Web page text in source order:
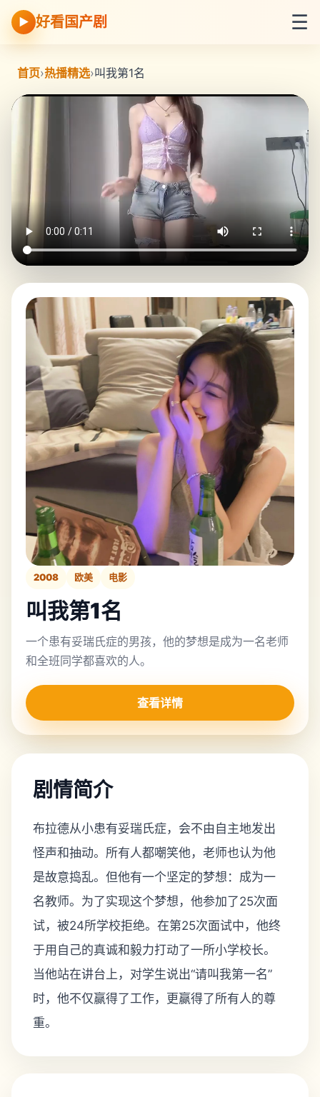
▶ 好看国产剧 ☰
首页›热播精选›叫我第1名
2008 欧美 电影
叫我第1名
一个患有妥瑞氏症的男孩，他的梦想是成为一名老师
和全班同学都喜欢的人。
查看详情
剧情简介
布拉德从小患有妥瑞氏症，会不由自主地发出
怪声和抽动。所有人都嘲笑他，老师也认为他
是故意捣乱。但他有一个坚定的梦想：成为一
名教师。为了实现这个梦想，他参加了25次面
试，被24所学校拒绝。在第25次面试中，他终
于用自己的真诚和毅力打动了一所小学校长。
当他站在讲台上，对学生说出“请叫我第一名”
时，他不仅赢得了工作，更赢得了所有人的尊
重。